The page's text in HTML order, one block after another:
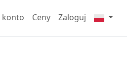
konto Ceny Zaloguj